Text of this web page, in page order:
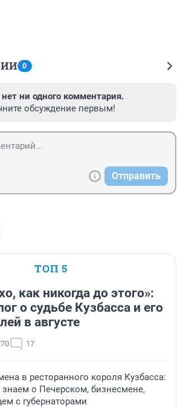
0
нет ни одного комментария.
обсуждение первым!
Отправить
ТОП 5
как никогда до этого»:
о судьбе Кузбасса и его
в августе
17
в ресторанного короля Кузбасса:
о Печерском, бизнесмене,
с губернаторами